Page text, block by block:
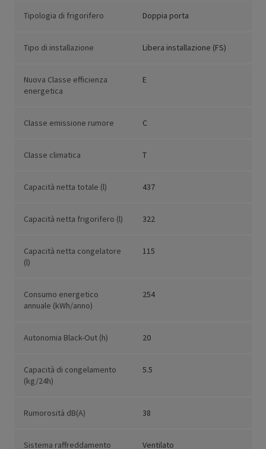
Tipologia di frigorifero Doppia porta
Tipo di installazione Libera installazione (FS)
Nuova Classe efficienza
energetica
E
Classe emissione rumore C
Classe climatica T
Capacità netta totale (l) 437
Capacità netta frigorifero (l) 322
Capacità netta congelatore
(l)
115
Consumo energetico
annuale (kWh/anno)
254
Autonomia Black-Out (h) 20
Capacità di congelamento
(kg/24h)
5.5
Rumorosità dB(A) 38
Sistema raffreddamento Ventilato